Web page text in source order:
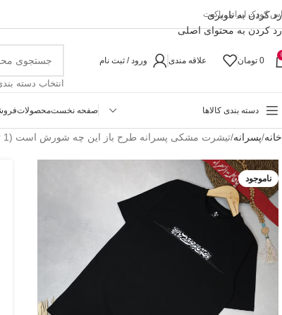
رد کردن به ناوبری
رد کردن به محتوای اصلی
کودک ایرانی پاکیت
0 تومان علاقه مندی ورود / ثبت نام
انتخاب دسته
دسته بندی کالاها صفحه نخستمحصولات
خانه پسرانه تیشرت مشکی پسرانه طرح باز این چه شورش است (1 تا 15سال)
ناموجود